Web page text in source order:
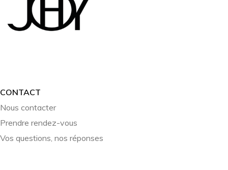
CONTACT
Nous contacter
Prendre rendez-vous
Vos questions, nos réponses